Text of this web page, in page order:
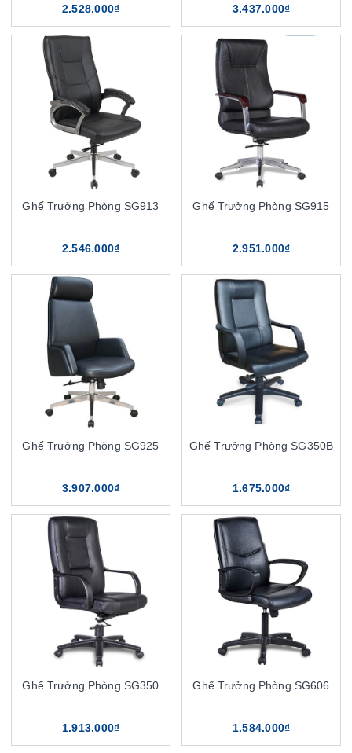
2.528.000₫ 3.437.000₫
Ghế Trưởng Phòng SG913
2.546.000₫
Ghế Trưởng Phòng SG915
2.951.000₫
Ghế Trưởng Phòng SG925
3.907.000₫
Ghế Trưởng Phòng SG350B
1.675.000₫
Ghế Trưởng Phòng SG350
1.913.000₫
Ghế Trưởng Phòng SG606
1.584.000₫